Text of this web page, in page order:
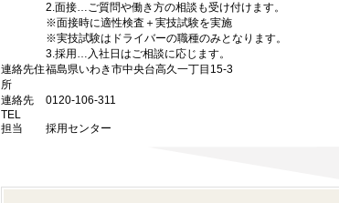
2.面接…ご質問や働き方の相談も受け付けます。
※面接時に適性検査＋実技試験を実施
※実技試験はドライバーの職種のみとなります。
3.採用…入社日はご相談に応じます。
連絡先住
所
福島県いわき市中央台高久一丁目15-3
連絡先
TEL
0120-106-311
担当 採用センター